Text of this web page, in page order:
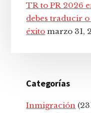
TR to PR 2026
debes traducir
éxito marzo 31,
Categorías
Inmigración